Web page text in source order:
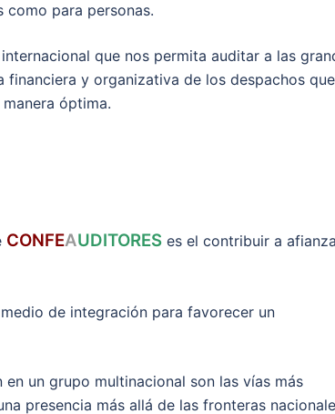
para personas.
que nos permita auditar a las
financiera y organizativa de los despachos que
óptima.
CONFEAUDITORES es el contribuir a
de integración para favorecer un
un grupo multinacional son las vías más
presencia más allá de las fronteras